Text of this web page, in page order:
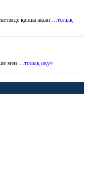
қанша ақын …толық
мен …толық оқу»